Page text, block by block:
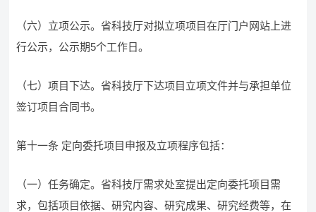
（六）立项公示。省科技厅对拟立项项目在厅门户网站上进
行公示，公示期5个工作日。
（七）项目下达。省科技厅下达项目立项文件并与承担单位
签订项目合同书。
第十一条 定向委托项目申报及立项程序包括：
（一）任务确定。省科技厅需求处室提出定向委托项目需
求，包括项目依据、研究内容、研究成果、研究经费等，在